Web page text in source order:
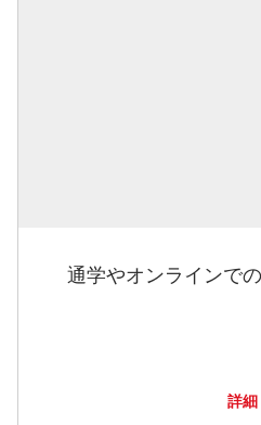
通学やオンラインで
詳細